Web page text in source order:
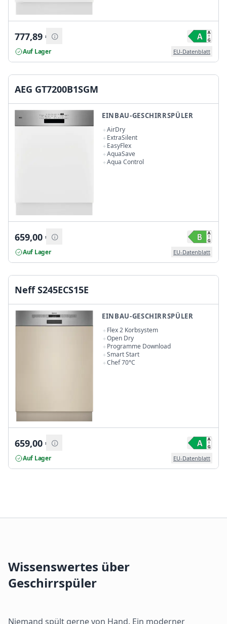
777,89 €
Auf Lager EU-Datenblatt
AEG GT7200B1SGM
EINBAU-GESCHIRRSPÜLER
AirDry
ExtraSilent
EasyFlex
AquaSave
Aqua Control
659,00 €
Auf Lager EU-Datenblatt
Neff S245ECS15E
EINBAU-GESCHIRRSPÜLER
Flex 2 Korbsystem
Open Dry
Programme Download
Smart Start
Chef 70°C
659,00 €
Auf Lager EU-Datenblatt
Wissenswertes über
Geschirrspüler
Niemand spült gerne von Hand. Ein moderner